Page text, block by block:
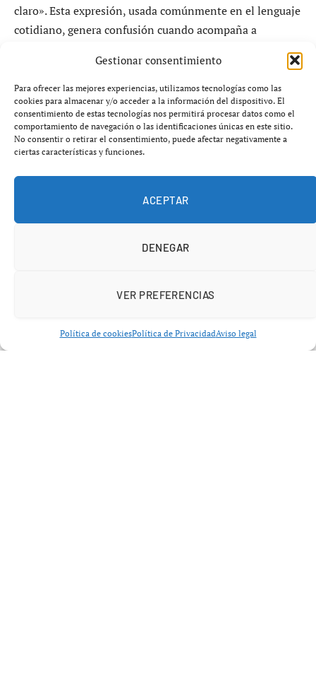
Gestionar consentimiento
Para ofrecer las mejores experiencias, utilizamos tecnologías como las
cookies para almacenar y/o acceder a la información del dispositivo. El
consentimiento de estas tecnologías nos permitirá procesar datos como el
comportamiento de navegación o las identificaciones únicas en este sitio.
No consentir o retirar el consentimiento, puede afectar negativamente a
ciertas características y funciones.
ACEPTAR
DENEGAR
VER PREFERENCIAS
Política de cookiesPolítica de PrivacidadAviso legal
claro». Esta expresión, usada comúnmente en el lenguaje
cotidiano, genera confusión cuando acompaña a
La RAE señala que la correcta construcción de la frase
depende del género y número del complemento directo.
En este sentido, se debe usar «tener clara una cosa»
cuando se refiere a un sustantivo femenino, como en el
caso de «tener clara la situación». De igual manera, se
debe decir «tener claras las opciones» cuando el
sustantivo está en plural. Por otro lado, la forma «tener
claro» se mantendrá cuando la expresión va seguida de